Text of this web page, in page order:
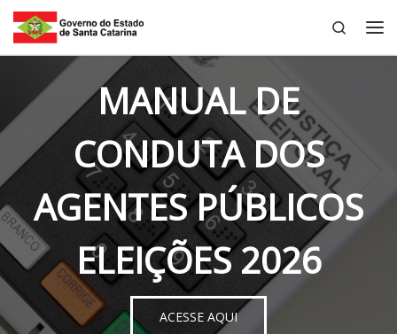
Skip to content
Search
MANUAL DE
CONDUTA DOS
AGENTES PÚBLICOS
ELEIÇÕES 2026
ACESSE AQUI